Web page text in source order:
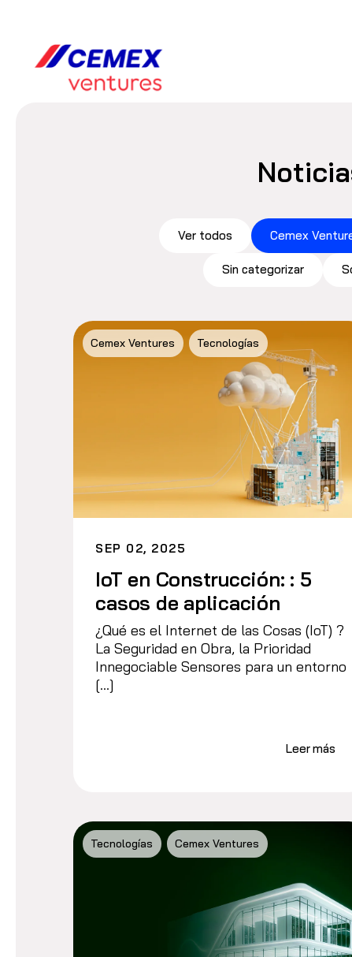
Ver todos Cemex
Sin categorizar
Cemex Ventures Tecnologías
SEP 02, 2025
IoT en Construcción: : 5
casos de aplicación
¿Qué es el Internet de las Cosas (IoT) ?
La Seguridad en Obra, la Prioridad
Innegociable Sensores para un entorno
[…]
Leer más
Tecnologías Cemex Ventures